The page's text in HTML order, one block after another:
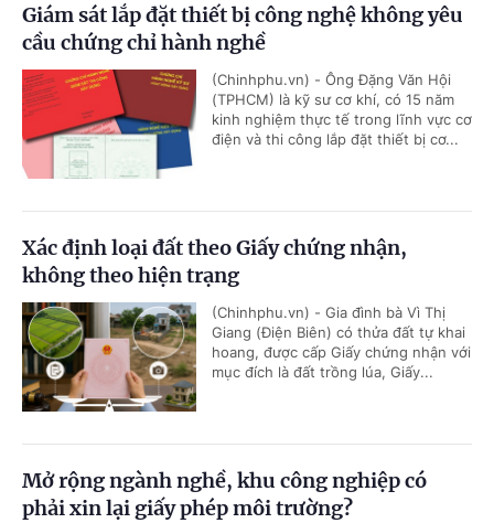
Giám sát lắp đặt thiết bị công nghệ không yêu
cầu chứng chỉ hành nghề
(Chinhphu.vn) - Ông Đặng Văn Hội
(TPHCM) là kỹ sư cơ khí, có 15 năm
kinh nghiệm thực tế trong lĩnh vực cơ
điện và thi công lắp đặt thiết bị cơ...
Xác định loại đất theo Giấy chứng nhận,
không theo hiện trạng
(Chinhphu.vn) - Gia đình bà Vì Thị
Giang (Điện Biên) có thửa đất tự khai
hoang, được cấp Giấy chứng nhận với
mục đích là đất trồng lúa, Giấy...
Mở rộng ngành nghề, khu công nghiệp có
phải xin lại giấy phép môi trường?